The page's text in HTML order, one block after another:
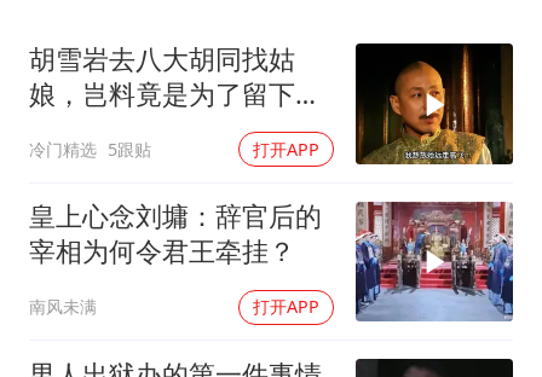
向鹏0-3不敌张本智和
今日立秋你咬秋了吗
东方之约 相约未来
胡雪岩去八大胡同找姑
娘，岂料竟是为了留下好
冷门精选 5跟贴 打开APP
皇上心念刘墉：辞官后的
宰相为何令君王牵挂？
南风未满 打开APP